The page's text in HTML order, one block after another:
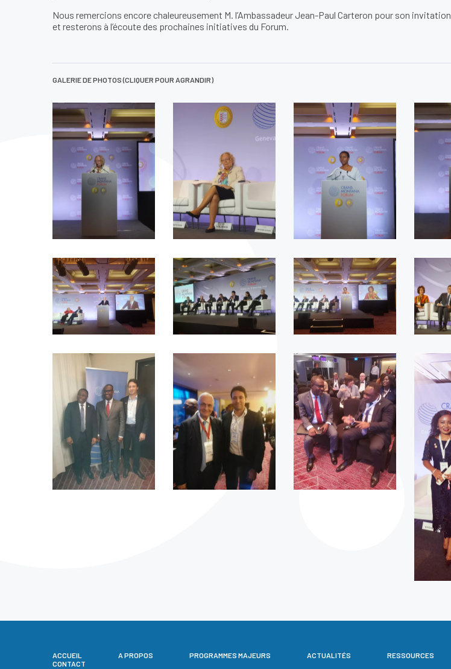
Nous remercions encore chaleureusement M. l’Ambassadeur Jean-Paul Carteron pour son invitation
et resterons à l’écoute des prochaines initiatives du Forum.
GALERIE DE PHOTOS (CLIQUER POUR AGRANDIR)
ACCUEIL A PROPOS PROGRAMMES MAJEURS ACTUALITÉS RESSOURCES
CONTACT